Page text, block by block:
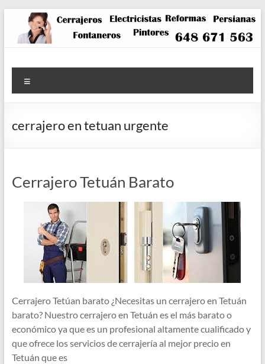
contenido
cerrajero en tetuan urgente
Cerrajero Tetuán Barato
Cerrajero Tetúan barato ¿Necesitas un cerrajero en Tetuán
barato? Nuestro cerrajero en Tetuán es el más barato o
económico ya que es un profesional altamente cualificado y
que ofrece los servicios de cerrajería al mejor precio en
Tetuán que es